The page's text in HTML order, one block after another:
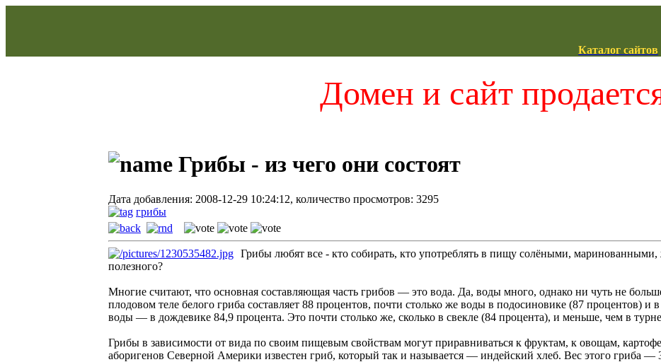
Каталог сайтов
Домен и сайт
Грибы - из чего они состоят
Дата добавления: 2008-12-29 10:24:12, количество просмотров: 3295
грибы
Грибы любят все - кто собирать, кто употреблять в пищу солёными,
полезного?
Многие считают, что основная составляющая часть грибов — это вода. Да, воды много, однако ни чуть не
плодовом теле белого гриба составляет 88 процентов, почти столько же воды в подосиновике (87 процентов)
воды — в дождевике 84,9 процента. Это почти столько же, сколько в свекле (84 процента), и меньше, чем в
Грибы в зависимости от вида по своим пищевым свойствам могут приравниваться к фруктам, к овощам,
аборигенов Северной Америки известен гриб, который так и называется — индейский хлеб. Вес этого гриба